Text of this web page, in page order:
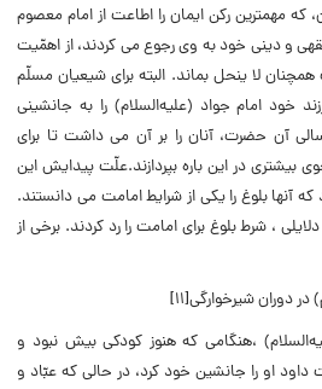
که مهمترین رکن ایمان را اطاعت از امام معصوم
و دینى خود به وى رجوع مى ‌کردند، از اهمّیت
لا ینحل بماند. البته براى شیعیان مسلّم
خود امام جواد (علیه‌السلام) را به جانشینى
آن حضرت، آنان را بر آن مى ‌داشت تا براى
در این باره بپردازند.علّت پیدایش این
آنها بلوغ را یکى از شرایط امامت مى‌ دانستند.
، شرط بلوغ برای امامت را رد کردند. برخی از
،هنگامى که هنوز کودکى بیش نبود و
داود او را جانشین خود کرد، در حالى که عبّاد و